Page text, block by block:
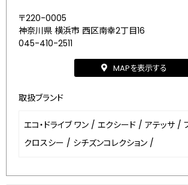
〒220-0005
神奈川県 横浜市 西区南幸2丁目16
045-410-2511
MAPを表示する
取扱ブランド
エコ・ドライブ ワン / エクシード / アテッサ /
クロスシー / シチズンコレクション /